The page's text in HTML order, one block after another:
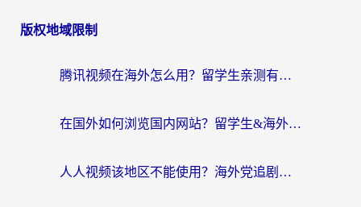
版权地域限制
腾讯视频在海外怎么用？留学生亲测有效的回国加速器攻略
在国外如何浏览国内网站？留学生&海外华人的无缝访问指南
人人视频该地区不能使用？海外党追剧看片的终极解决方案来了